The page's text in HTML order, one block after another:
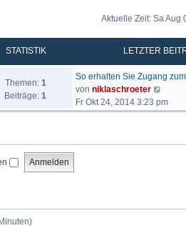
Aktuelle Zeit: Sa Aug
STATISTIK LETZTER
Themen: 1
Beiträge: 1
So erhalten Sie Zugang
von niklaschroeter
e
u
Fr Okt 24, 2014 3:23 pm